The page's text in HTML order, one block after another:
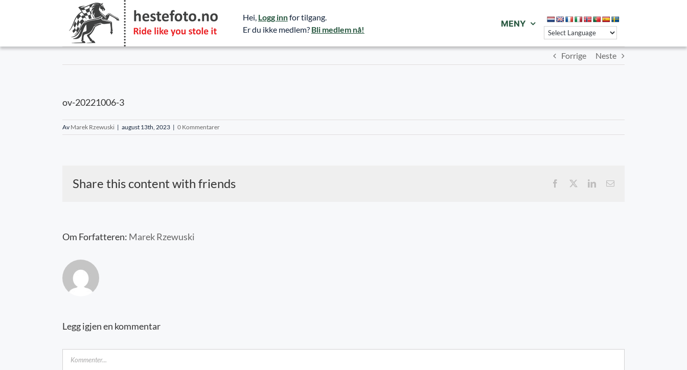
Hei, Logg innfor tilgang.
Er du ikke medlem? Bli medlem nå!
MENY
Forrige Neste
ov-20221006-3
Av Marek Rzewuski | august 13th, 2023 | 0 Kommentarer
Share this content with friends Facebook LinkedIn
E-
Om Forfatteren: Marek Rzewuski
Legg igjen en kommentar